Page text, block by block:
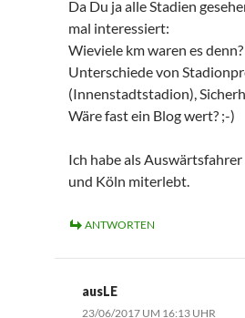
Da Du ja alle Stadien
mal interessiert:
Wieviele km waren es denn?
Unterschiede von
(Innenstadtstadion),
Wäre fast ein Blog wert? ;-)
Ich habe als
und Köln miterlebt.
ANTWORTEN
ausLE
23/06/2017 UM 16:13 UHR